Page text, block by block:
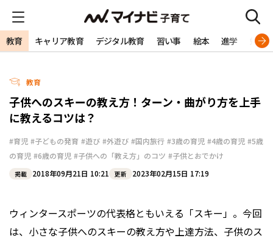
教育 キャリア教育 デジタル教育 習い事 絵本 進学 勉強
教育
子供へのスキーの教え方！ターン・曲がり方を上手
に教えるコツは？
#育児 #子どもの発育 #遊び #外遊び #国内旅行 #3歳の育児 #4歳の育児 #5歳
の育児 #6歳の育児 #子供への「教え方」のコツ #子供とおでかけ
掲載 2018年09月21日 10:21 更新 2023年02月15日 17:19
ウィンタースポーツの代表格ともいえる「スキー」。今回
は、小さな子供へのスキーの教え方や上達方法、子供のス